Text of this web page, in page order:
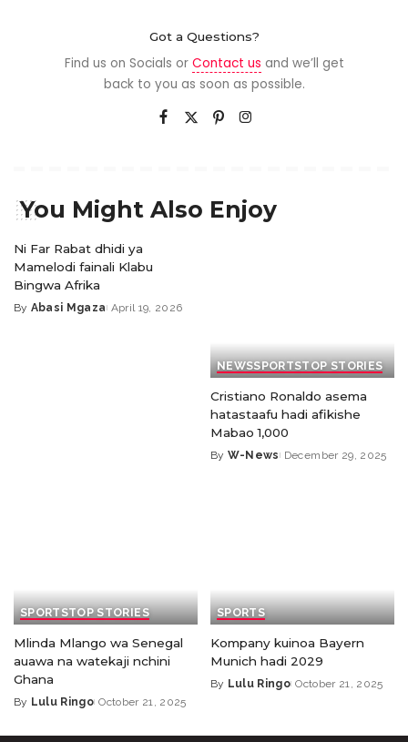
Got a Questions?
Find us on Socials or Contact us and we’ll get
back to you as soon as possible.
You Might Also Enjoy
Ni Far Rabat dhidi ya
Mamelodi fainali Klabu
Bingwa Afrika
By Abasi Mgaza April 19, 2026
NEWSSPORTSTOP STORIES
Cristiano Ronaldo asema
hatastaafu hadi afikishe
Mabao 1,000
By W-News December 29, 2025
SPORTSTOP STORIES
Mlinda Mlango wa Senegal
auawa na watekaji nchini
Ghana
By Lulu Ringo October 21, 2025
SPORTS
Kompany kuinoa Bayern
Munich hadi 2029
By Lulu Ringo October 21, 2025